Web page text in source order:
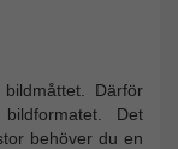
Därför
Det
behöver du en